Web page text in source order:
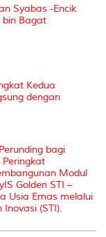
Syabas -Encik
bin Bagat
Kedua
dengan
bagi
Modul
Golden STI –
Usia Emas melalui
Inovasi (STI).